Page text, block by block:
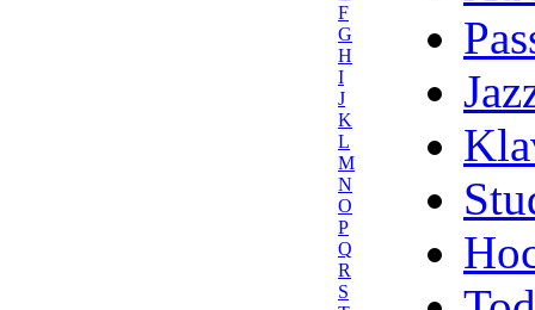
F
G
H
I
J
K
L
M
N
O
P
Q
R
S